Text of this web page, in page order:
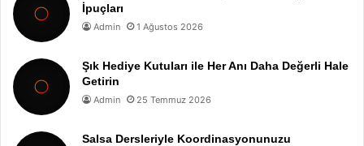
İpuçları
Admin 1 Ağustos 2026
Şık Hediye Kutuları ile Her Anı Daha Değerli Hale
Getirin
Admin 25 Temmuz 2026
Salsa Dersleriyle Koordinasyonunuzu